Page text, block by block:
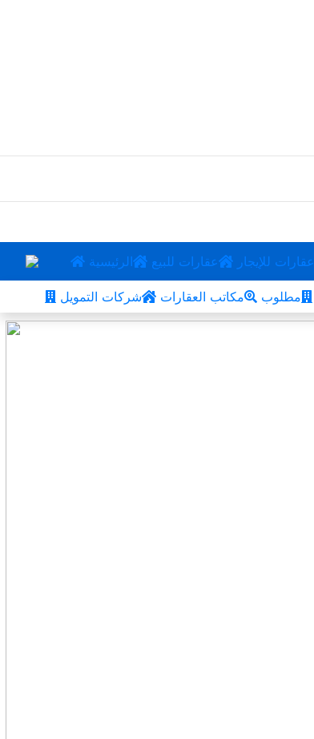
الرئيسية عقارات للبيع عقارات للإيجار
شركات التمويل مكاتب العقارات مطلوب